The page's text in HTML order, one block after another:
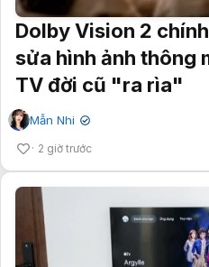
Dolby Vision 2
sửa hình ảnh thông
TV đời cũ "ra rìa"
Mẫn Nhi ✔
2 giờ trước